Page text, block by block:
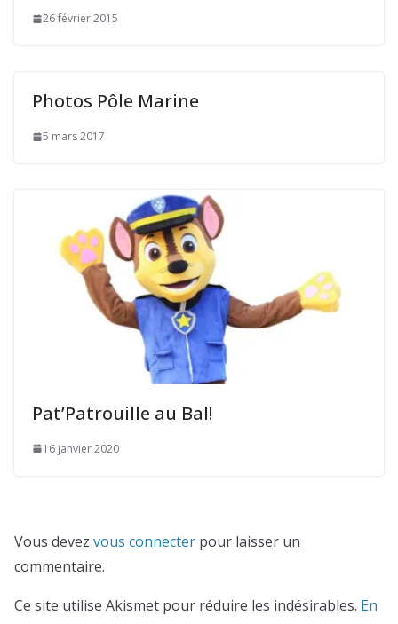
26 février 2015
Photos Pôle Marine
5 mars 2017
Pat’Patrouille au Bal!
16 janvier 2020
Vous devez vous connecter pour laisser un
commentaire.
Ce site utilise Akismet pour réduire les indésirables. En